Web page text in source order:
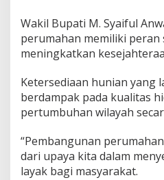
Wakil Bupati M. Syaiful
perumahan memiliki peran
meningkatkan
Ketersediaan hunian yang
berdampak pada kualitas
pertumbuhan wilayah
“Pembangunan
dari upaya kita dalam
layak bagi masyarakat.